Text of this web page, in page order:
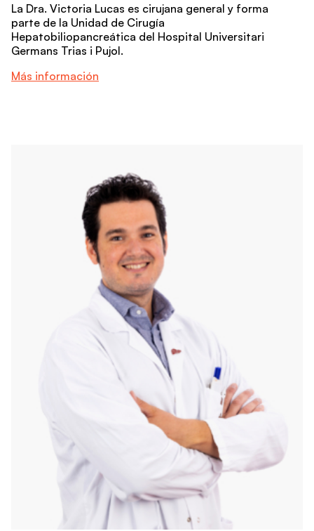
La Dra. Victoria Lucas es cirujana general y forma
parte de la Unidad de Cirugía
Hepatobiliopancreática del Hospital Universitari
Germans Trias i Pujol.
Más información